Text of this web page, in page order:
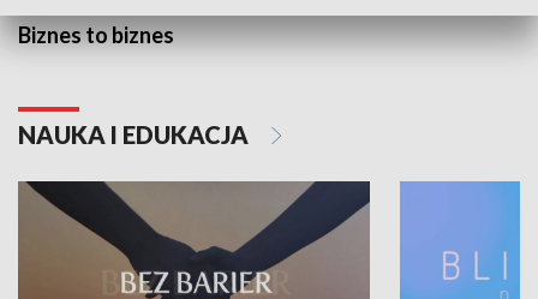
Biznes to biznes
NAUKA I EDUKACJA